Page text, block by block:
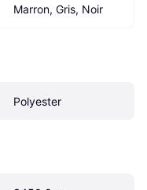
Marron, Gris, Noir
Polyester